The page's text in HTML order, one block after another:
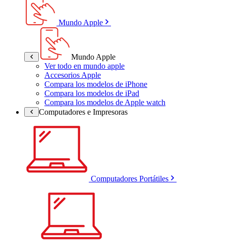
Mundo Apple
Mundo Apple
Ver todo en mundo apple
Accesorios Apple
Compara los modelos de iPhone
Compara los modelos de iPad
Compara los modelos de Apple watch
Computadores e Impresoras
Computadores Portátiles